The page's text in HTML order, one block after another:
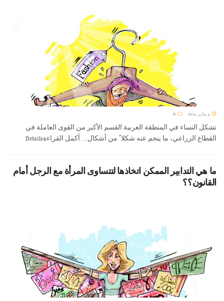
تشكل النساء في المنطقة العربية القسم الأكبر من القوى العاملة في
القطاع الزراعي، ما ينجم عنه شكلا ً من أشكال... أكمل القراءةDetails
ما هي التدابير الممكن اتخاذها لتتساوى المرأة مع الرجل أمام
القانون؟؟